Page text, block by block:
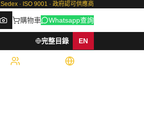
Sedex · ISO 9001 · 政府認可供應商
購物車 Whatsapp查詢
完整目錄 EN